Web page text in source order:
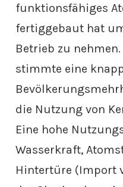
funktionsfähiges
fertiggebaut hat
Betrieb zu
stimmte eine
die Nutzung von
Eine hohe
Wasserkraft,
Hintertüre (Import